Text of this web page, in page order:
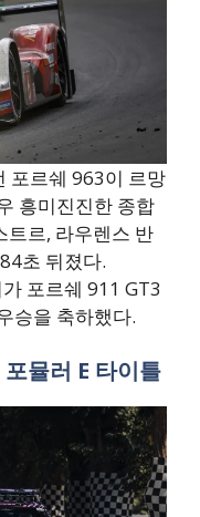
포르쉐 963이 르망
흥미진진한 종합
트르, 라우렌스 반
초 뒤졌다.
포르쉐 911 GT3
승을 축하했다.
뮬러 E 타이틀